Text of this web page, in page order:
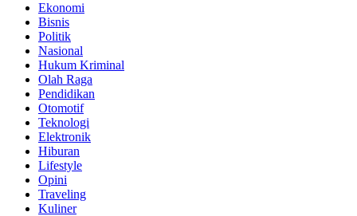
Ekonomi
Bisnis
Politik
Nasional
Hukum Kriminal
Olah Raga
Pendidikan
Otomotif
Teknologi
Elektronik
Hiburan
Lifestyle
Opini
Traveling
Kuliner